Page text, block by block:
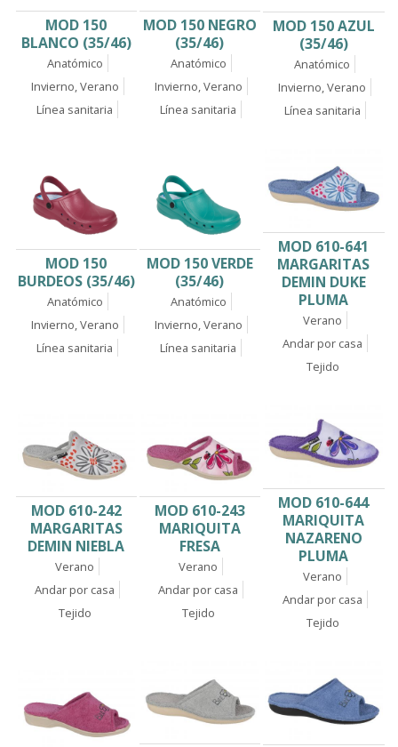
MOD 150
BLANCO (35/46)
Anatómico
Invierno, Verano
Línea sanitaria
MOD 150 NEGRO
(35/46)
Anatómico
Invierno, Verano
Línea sanitaria
MOD 150 AZUL
(35/46)
Anatómico
Invierno, Verano
Línea sanitaria
MOD 150
BURDEOS (35/46)
Anatómico
Invierno, Verano
Línea sanitaria
MOD 150 VERDE
(35/46)
Anatómico
Invierno, Verano
Línea sanitaria
MOD 610-641
MARGARITAS
DEMIN DUKE
PLUMA
Verano
Andar por casa
Tejido
MOD 610-242
MARGARITAS
DEMIN NIEBLA
Verano
Andar por casa
Tejido
MOD 610-243
MARIQUITA
FRESA
Verano
Andar por casa
Tejido
MOD 610-644
MARIQUITA
NAZARENO
PLUMA
Verano
Andar por casa
Tejido